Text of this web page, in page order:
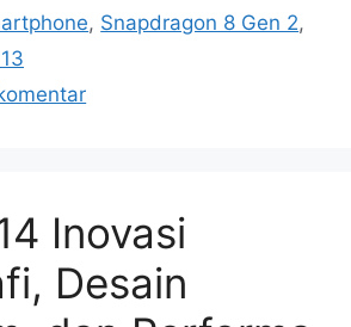
, Snapdragon 8 Gen 2,
Inovasi
Desain